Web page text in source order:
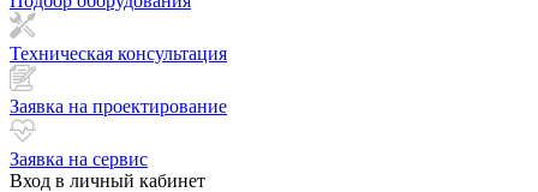
Техническая консультация
Заявка на проектирование
Заявка на сервис
Вход в личный кабинет